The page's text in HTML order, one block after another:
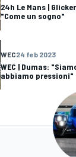
24h Le Mans |
"Come un sogno"
WEC24 feb 2023
WEC | Dumas:
abbiamo pressioni"